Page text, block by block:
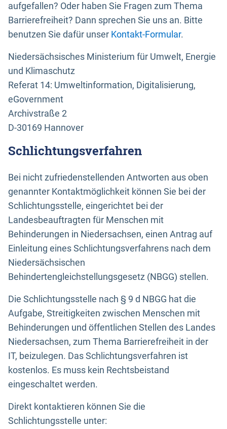
aufgefallen? Oder haben Sie Fragen zum Thema
Barrierefreiheit? Dann sprechen Sie uns an. Bitte
benutzen Sie dafür unser Kontakt-Formular.
Niedersächsisches Ministerium für Umwelt, Energie
und Klimaschutz
Referat 14: Umweltinformation, Digitalisierung,
eGovernment
Archivstraße 2
D-30169 Hannover
Schlichtungsverfahren
Bei nicht zufriedenstellenden Antworten aus oben
genannter Kontaktmöglichkeit können Sie bei der
Schlichtungsstelle, eingerichtet bei der
Landesbeauftragten für Menschen mit
Behinderungen in Niedersachsen, einen Antrag auf
Einleitung eines Schlichtungsverfahrens nach dem
Niedersächsischen
Behindertengleichstellungsgesetz (NBGG) stellen.
Die Schlichtungsstelle nach § 9 d NBGG hat die
Aufgabe, Streitigkeiten zwischen Menschen mit
Behinderungen und öffentlichen Stellen des Landes
Niedersachsen, zum Thema Barrierefreiheit in der
IT, beizulegen. Das Schlichtungsverfahren ist
kostenlos. Es muss kein Rechtsbeistand
eingeschaltet werden.
Direkt kontaktieren können Sie die
Schlichtungsstelle unter: